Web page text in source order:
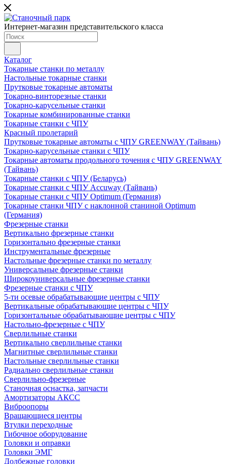
Интернет-магазин представительского класса
Каталог
Токарные станки по металлу
Настольные токарные станки
Прутковые токарные автоматы
Токарно-винторезные станки
Токарно-карусельные станки
Токарные комбинированные станки
Токарные станки с ЧПУ
Красный пролетарий
Прутковые токарные автоматы с ЧПУ GREENWAY (Тайвань)
Токарно-карусельные станки с ЧПУ
Токарные автоматы продольного точения с ЧПУ GREENWAY
(Тайвань)
Токарные станки с ЧПУ (Беларусь)
Токарные станки с ЧПУ Accuway (Тайвань)
Токарные станки с ЧПУ Optimum (Германия)
Токарные станки ЧПУ с наклонной станиной Optimum
(Германия)
Фрезерные станки
Вертикально фрезерные станки
Горизонтально фрезерные станки
Инструментальные фрезерные
Настольные фрезерные станки по металлу
Универсальные фрезерные станки
Широкоуниверсальные фрезерные станки
Фрезерные станки с ЧПУ
5-ти осевые обрабатывающие центры с ЧПУ
Вертикальные обрабатывающие центры с ЧПУ
Горизонтальные обрабатывающие центры с ЧПУ
Настольно-фрезерные с ЧПУ
Сверлильные станки
Вертикально сверлильные станки
Магнитные сверлильные станки
Настольные сверлильные станки
Радиально сверлильные станки
Сверлильно-фрезерные
Станочная оснастка, запчасти
Амортизаторы АКСС
Виброопоры
Вращающиеся центры
Втулки переходные
Гибочное оборудование
Головки и оправки
Головки ЭМГ
Долбежные головки